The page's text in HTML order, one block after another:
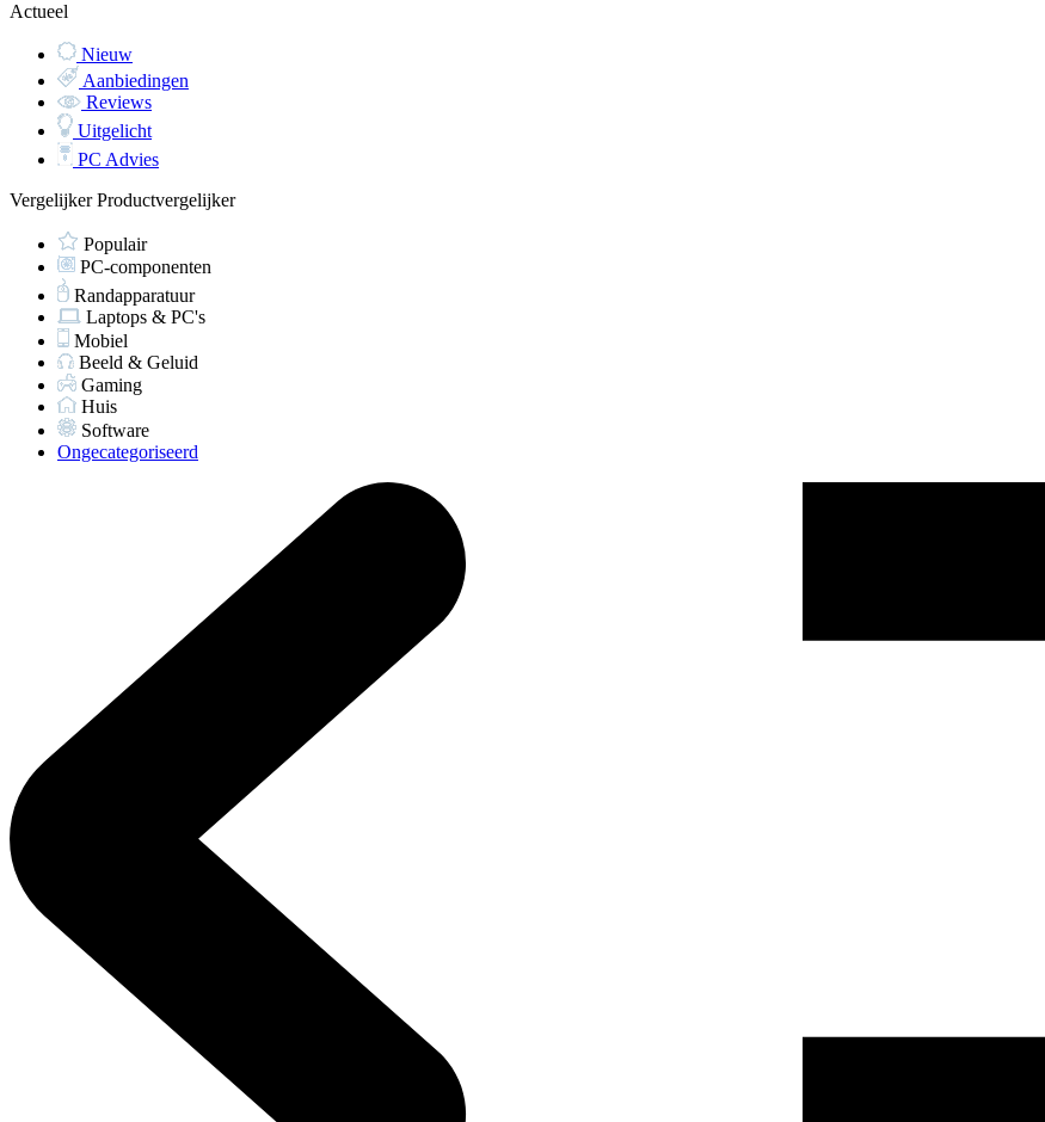
Actueel
Nieuw
Aanbiedingen
Reviews
Uitgelicht
PC Advies
VergelijkerProductvergelijker
Populair
PC-componenten
Randapparatuur
Laptops & PC's
Mobiel
Beeld & Geluid
Gaming
Huis
Software
Ongecategoriseerd